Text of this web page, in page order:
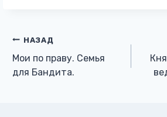
Навигация
по
НАЗАД
Мои по праву. Семья
для Бандита.